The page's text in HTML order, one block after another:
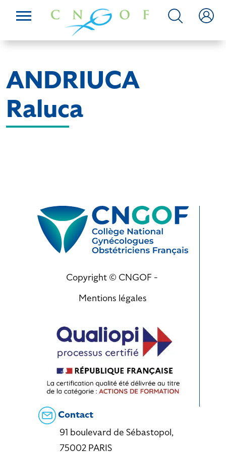
ANDRIUCA
Raluca
Copyright © CNGOF -
Mentions légales
Contact
91 boulevard de Sébastopol,
75002 PARIS